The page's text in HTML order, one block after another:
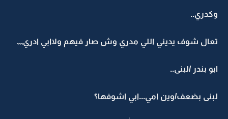
وكدري..
تعال شوف يديني اللي مدري وش صار فيهم ولاابي ادري,,,
ابو بندر /لبنى..
لبنى بضعف/وين امي...ابي اشوفها؟